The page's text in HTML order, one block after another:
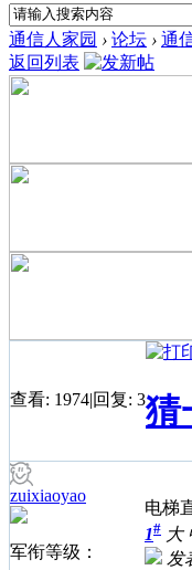
通信人家园 › 论坛 › 通
返回列表
查看: 1974|回复: 3猜
zuixiaoyao
军衔等级：
电梯
1# 大
发